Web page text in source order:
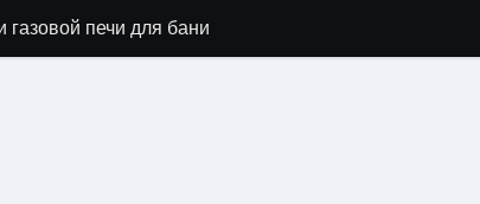
печи для бани
применения GPU-серверов